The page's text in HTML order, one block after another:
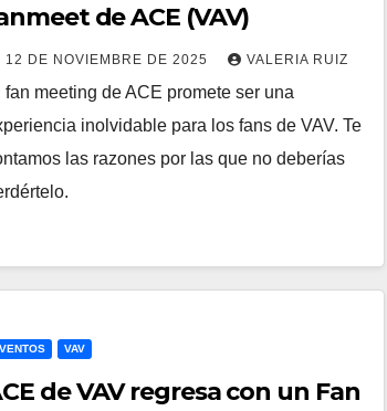
de ACE (VAV)
12 DE NOVIEMBRE DE 2025 VALERIA RUIZ
fan meeting de ACE promete ser una
inolvidable para los fans de VAV. Te
las razones por las que no deberías
VAV
de VAV regresa con un Fan